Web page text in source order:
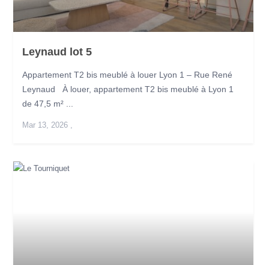
Leynaud lot 5
Appartement T2 bis meublé à louer Lyon 1 – Rue René
Leynaud À louer, appartement T2 bis meublé à Lyon 1
de 47,5 m² ...
Mar 13, 2026,